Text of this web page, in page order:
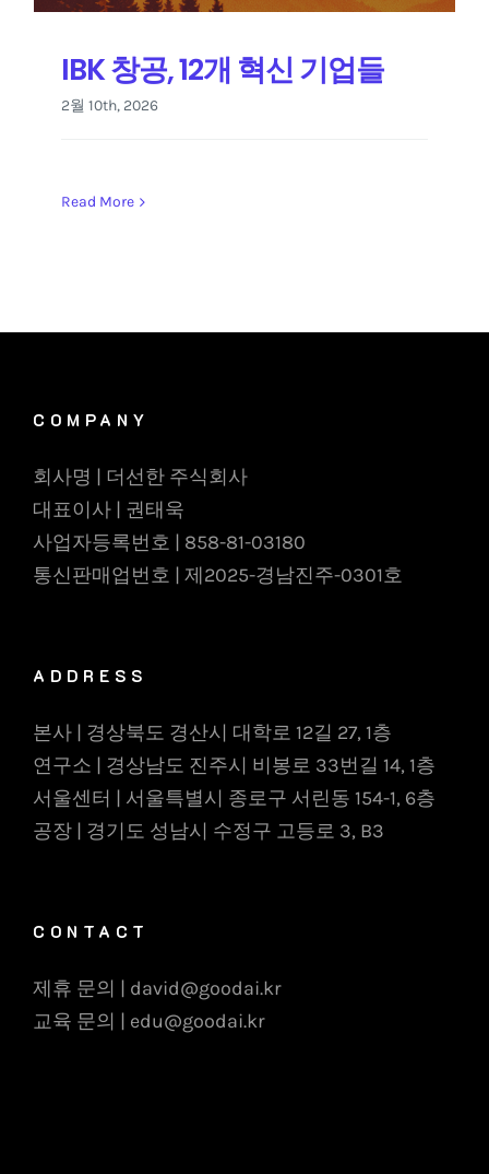
IBK 창공, 12개 혁신 기업들
2월 10th, 2026
Read More
COMPANY
회사명 | 더선한 주식회사
대표이사 | 권태욱
사업자등록번호 | 858-81-03180
통신판매업번호 | 제2025-경남진주-0301호
ADDRESS
본사 | 경상북도 경산시 대학로 12길 27, 1층
연구소 | 경상남도 진주시 비봉로 33번길 14, 1층
서울센터 | 서울특별시 종로구 서린동 154-1, 6층
공장 | 경기도 성남시 수정구 고등로 3, B3
CONTACT
제휴 문의 | david@goodai.kr
교육 문의 | edu@goodai.kr